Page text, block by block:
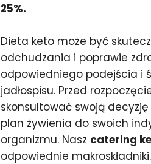
25%.
Dieta keto może być
odchudzania i poprawie
odpowiedniego podejścia i
jadłospisu. Przed
skonsultować swoją
plan żywienia do swoich
organizmu. Nasz catering
odpowiednie makroskładniki.